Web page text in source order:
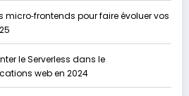
micro‑frontends pour faire évoluer vos
le Serverless dans le
web en 2024